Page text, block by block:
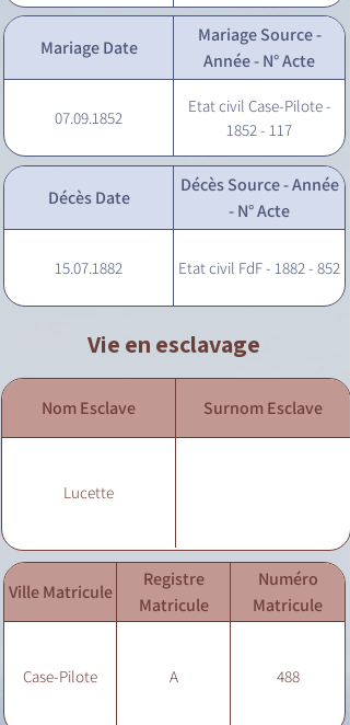
Mariage Date
Mariage Source -
Année - N° Acte
07.09.1852
Etat civil Case-Pilote -
1852 - 117
Décès Date
Décès Source - Année
- N° Acte
15.07.1882 Etat civil FdF - 1882 - 852
Vie en esclavage
Nom Esclave Surnom Esclave
Lucette
Ville Matricule
Registre
Matricule
Numéro
Matricule
Case-Pilote A 488